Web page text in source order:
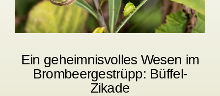
Ein geheimnisvolles Wesen im
Brombeergestrüpp: Büffel-
Zikade